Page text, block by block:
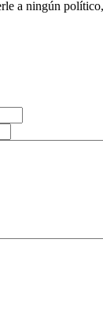
a ningún